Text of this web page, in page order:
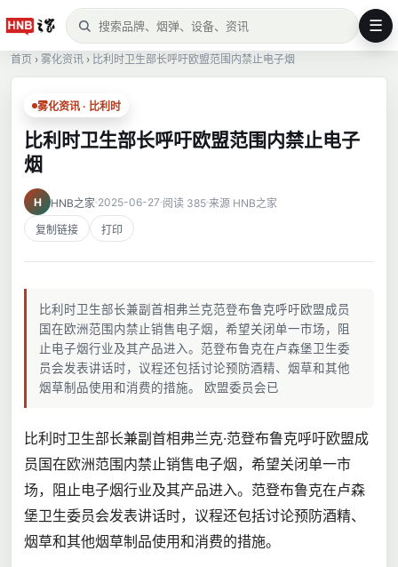
☰
首页 › 雾化资讯 › 比利时卫生部长呼吁欧盟范围内禁止电子烟
雾化资讯 · 比利时
比利时卫生部长呼吁欧盟范围内禁止电子
烟
H HNB之家 2025-06-27 阅读 385 来源 HNB之家
复制链接 打印
比利时卫生部长兼副首相弗兰克范登布鲁克呼吁欧盟成员
国在欧洲范围内禁止销售电子烟，希望关闭单一市场，阻
止电子烟行业及其产品进入。范登布鲁克在卢森堡卫生委
员会发表讲话时，议程还包括讨论预防酒精、烟草和其他
烟草制品使用和消费的措施。 欧盟委员会已
比利时卫生部长兼副首相弗兰克·范登布鲁克呼吁欧盟成
员国在欧洲范围内禁止销售电子烟，希望关闭单一市
场，阻止电子烟行业及其产品进入。范登布鲁克在卢森
堡卫生委员会发表讲话时，议程还包括讨论预防酒精、
烟草和其他烟草制品使用和消费的措施。